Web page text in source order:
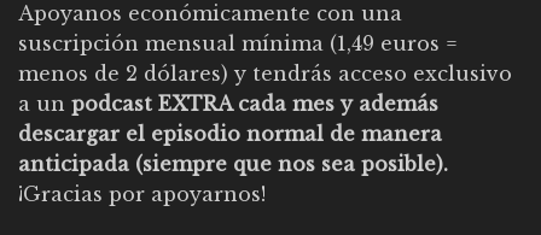
Apoyanos económicamente con una
suscripción mensual mínima (1,49 euros =
menos de 2 dólares) y tendrás acceso exclusivo
a un podcast EXTRA cada mes y además
descargar el episodio normal de manera
anticipada (siempre que nos sea posible).
¡Gracias por apoyarnos!